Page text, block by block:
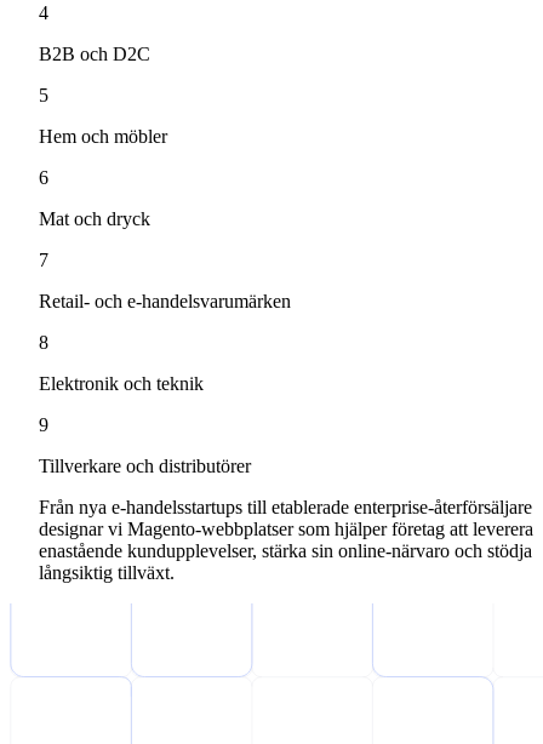
4
B2B och D2C
5
Hem och möbler
6
Mat och dryck
7
Retail- och e-handelsvarumärken
8
Elektronik och teknik
9
Tillverkare och distributörer
Från nya e-handelsstartups till etablerade enterprise-återförsäljare
designar vi Magento-webbplatser som hjälper företag att leverera
enastående kundupplevelser, stärka sin online-närvaro och stödja
långsiktig tillväxt.